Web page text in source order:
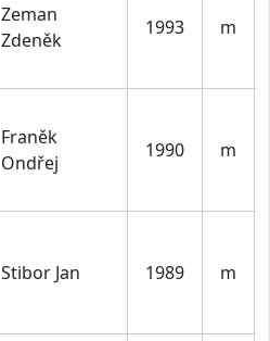
Zeman
Zdeněk
1993 m
Franěk
Ondřej
1990 m
Stibor Jan 1989 m